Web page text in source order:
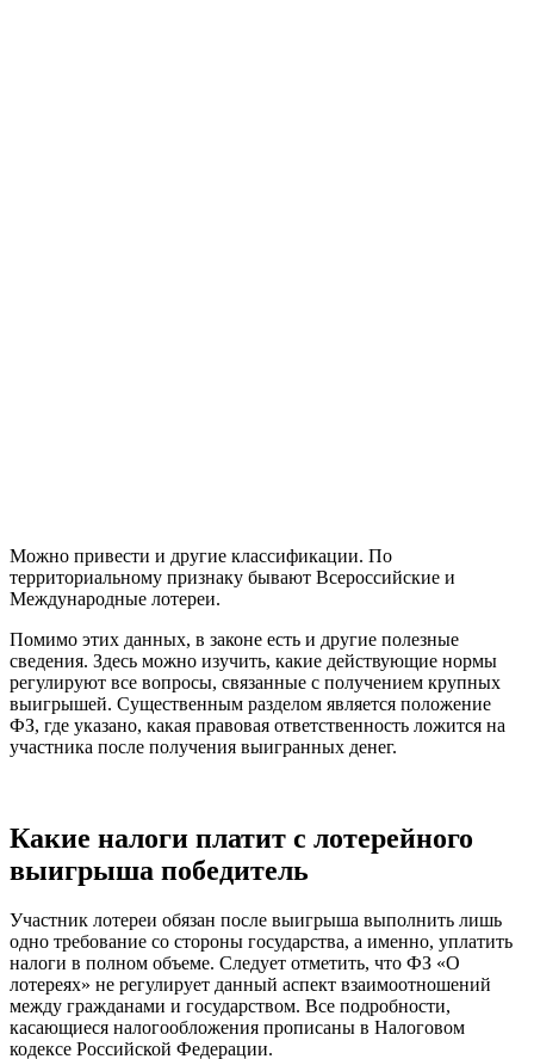
Можно привести и другие классификации. По
территориальному признаку бывают Всероссийские и
Международные лотереи.
Помимо этих данных, в законе есть и другие полезные
сведения. Здесь можно изучить, какие действующие нормы
регулируют все вопросы, связанные с получением крупных
выигрышей. Существенным разделом является положение
ФЗ, где указано, какая правовая ответственность ложится на
участника после получения выигранных денег.
Какие налоги платит с лотерейного
выигрыша победитель
Участник лотереи обязан после выигрыша выполнить лишь
одно требование со стороны государства, а именно, уплатить
налоги в полном объеме. Следует отметить, что ФЗ «О
лотереях» не регулирует данный аспект взаимоотношений
между гражданами и государством. Все подробности,
касающиеся налогообложения прописаны в Налоговом
кодексе Российской Федерации.